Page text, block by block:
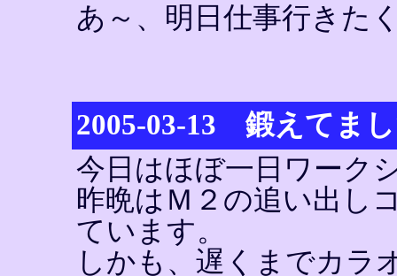
あ～、明日仕事行きた
2005-03-13 鍛えてま
今日はほぼ一日ワーク
昨晩はＭ２の追い出し
ています。
しかも、遅くまでカラ